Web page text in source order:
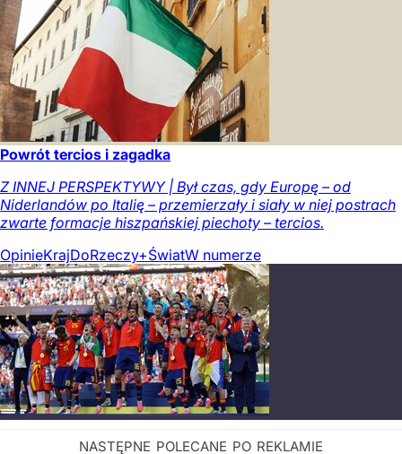
Powrót tercios i zagadka
Z INNEJ PERSPEKTYWY | Był czas, gdy Europę – od
Niderlandów po Italię – przemierzały i siały w niej postrach
zwarte formacje hiszpańskiej piechoty – tercios.
OpinieKrajDoRzeczy+ŚwiatW numerze